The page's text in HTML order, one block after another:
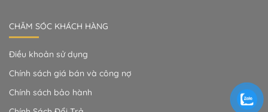
CHĂM SÓC KHÁCH HÀNG
Điều khoản sử dụng
Chính sách giá bán và công nợ
Chính sách bảo hành